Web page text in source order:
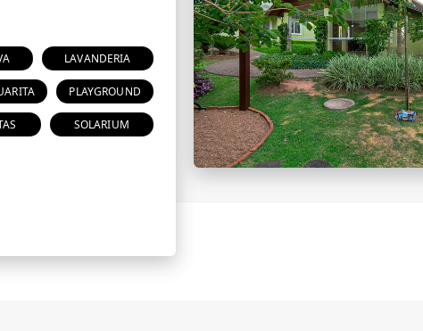
LAVANDERIA
PLAYGROUND
SOLARIUM